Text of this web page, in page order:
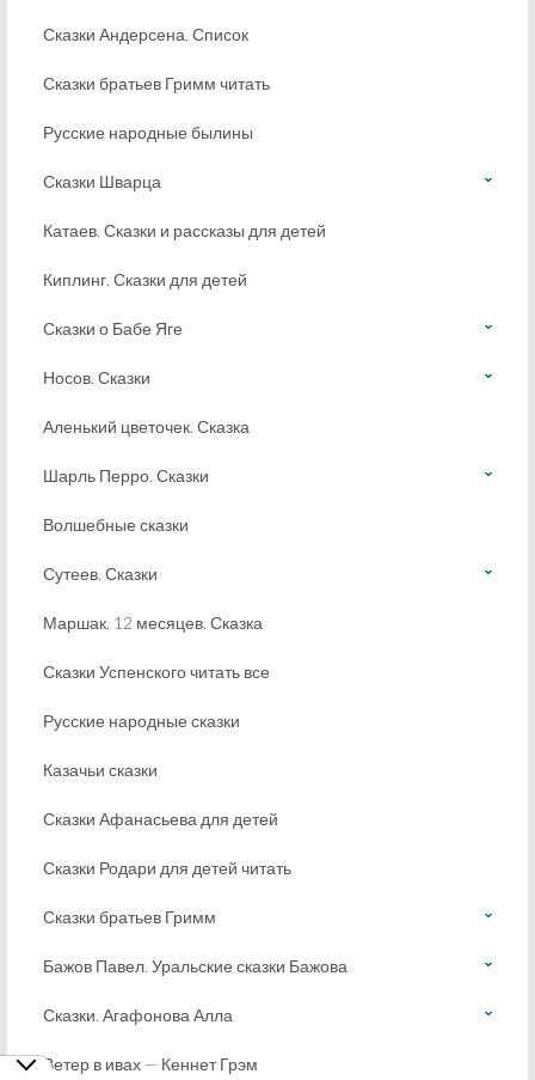
Сказки Андерсена. Список
Сказки братьев Гримм читать
Русские народные былины
Сказки Шварца
Катаев. Сказки и рассказы для детей
Киплинг. Сказки для детей
Сказки о Бабе Яге
Носов. Сказки
Аленький цветочек. Сказка
Шарль Перро. Сказки
Волшебные сказки
Сутеев. Сказки
Маршак. 12 месяцев. Сказка
Сказки Успенского читать все
Русские народные сказки
Казачьи сказки
Сказки Афанасьева для детей
Сказки Родари для детей читать
Сказки братьев Гримм
Бажов Павел. Уральские сказки Бажова
Сказки. Агафонова Алла
Ветер в ивах — Кеннет Грэм